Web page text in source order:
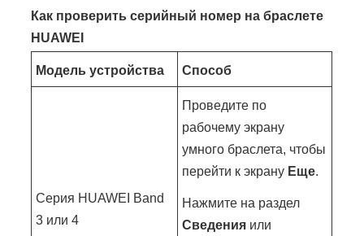
Как проверить серийный номер на браслете
HUAWEI
Модель устройства Способ
Серия HUAWEI Band
3 или 4
Проведите по
рабочему экрану
умного браслета, чтобы
перейти к экрану Еще.
Нажмите на раздел
Сведения или